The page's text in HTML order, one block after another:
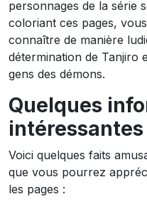
personnages de la série
coloriant ces pages,
connaître de manière
détermination de Tanjiro
gens des démons.
Quelques
Voici quelques faits
que vous pourrez
les pages :